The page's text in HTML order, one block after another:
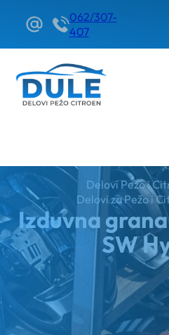
062/307-
407
Izduvna
SW
Delovi Pežo i
Delovi za Pežo i